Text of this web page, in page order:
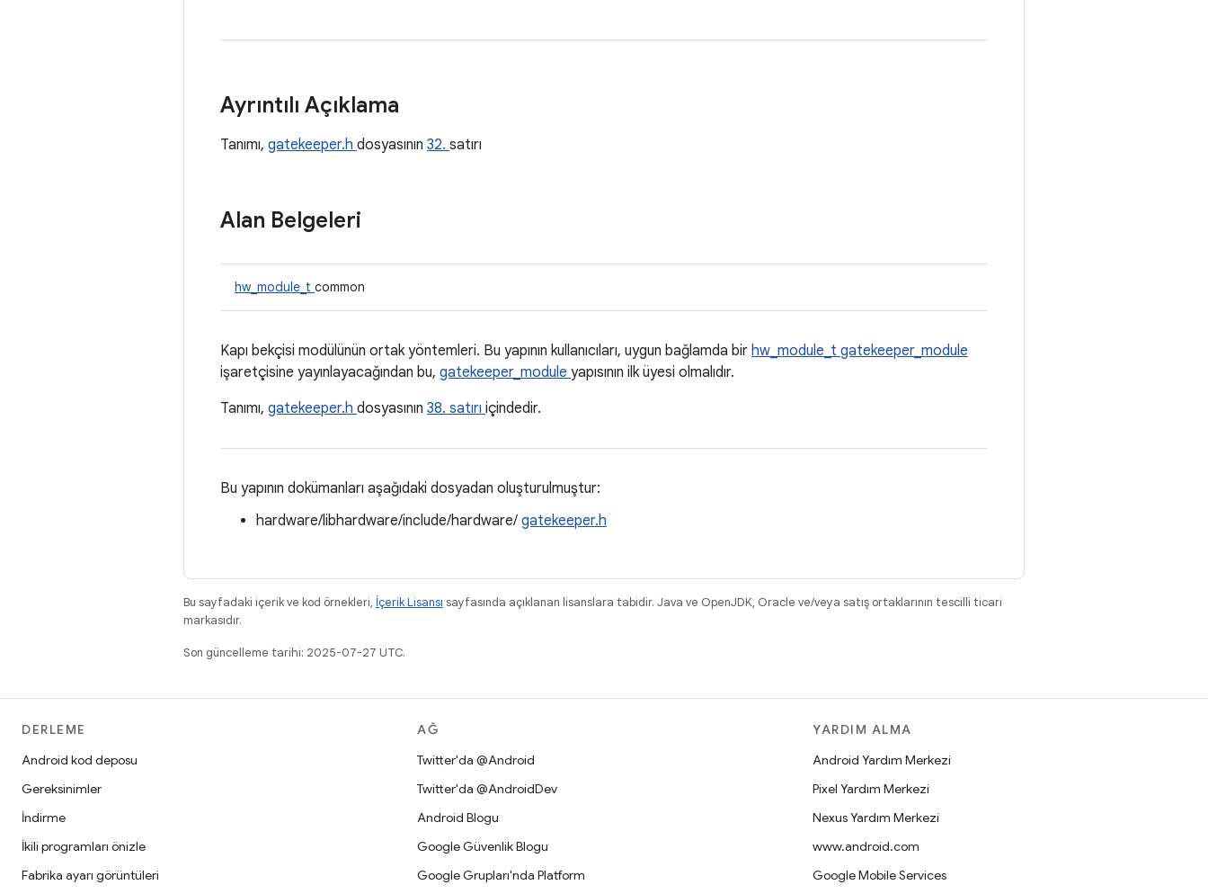
Ayrıntılı Açıklama
Tanımı, gatekeeper.h dosyasının 32. satırı
Alan Belgeleri
hw_module_t common
Kapı bekçisi modülünün ortak yöntemleri. Bu yapının kullanıcıları, uygun bağlamda bir hw_module_t gatekeeper_module
işaretçisine yayınlayacağından bu, gatekeeper_module yapısının ilk üyesi olmalıdır.
Tanımı, gatekeeper.h dosyasının 38. satırı içindedir.
Bu yapının dokümanları aşağıdaki dosyadan oluşturulmuştur:
hardware/libhardware/include/hardware/ gatekeeper.h
Bu sayfadaki içerik ve kod örnekleri, İçerik Lisansı sayfasında açıklanan lisanslara tabidir. Java ve OpenJDK, Oracle ve/veya satış ortaklarının tescilli ticari
markasıdır.
Son güncelleme tarihi: 2025-07-27 UTC.
DERLEME
Android kod deposu
Gereksinimler
İndirme
İkili programları önizle
Fabrika ayarı görüntüleri
AĞ
Twitter'da @Android
Twitter'da @AndroidDev
Android Blogu
Google Güvenlik Blogu
Google Grupları'nda Platform
YARDIM ALMA
Android Yardım Merkezi
Pixel Yardım Merkezi
Nexus Yardım Merkezi
www.android.com
Google Mobile Services